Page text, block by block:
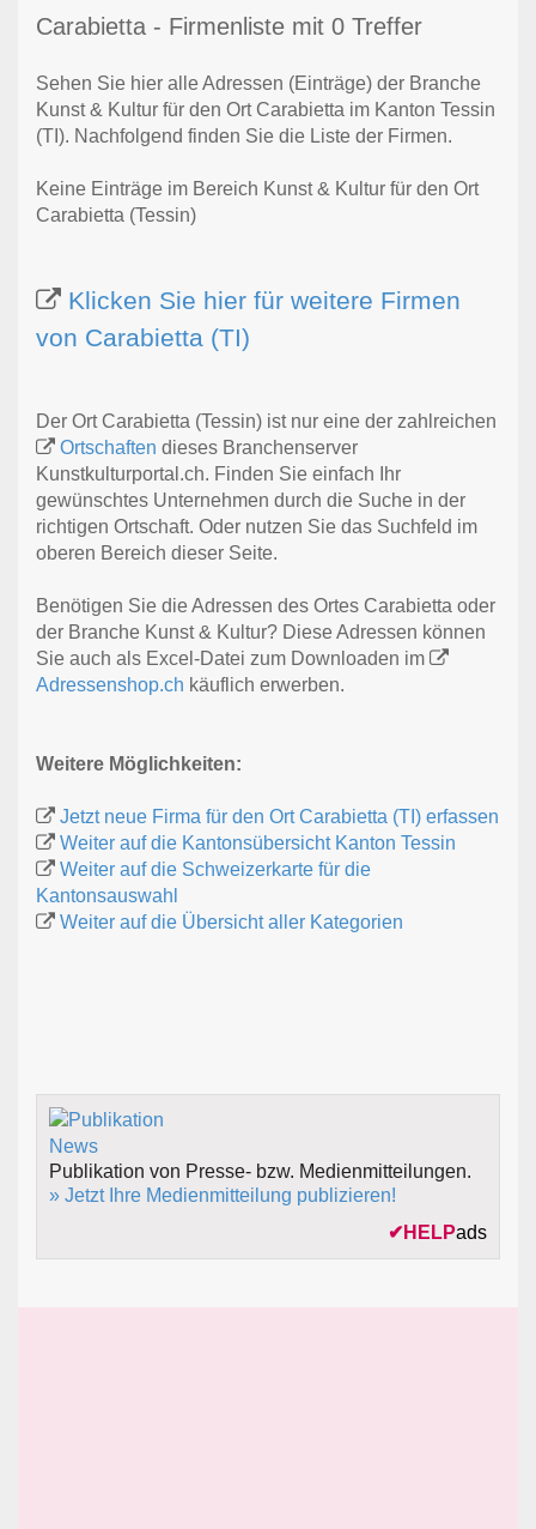
Carabietta - Firmenliste mit 0 Treffer
Sehen Sie hier alle Adressen (Einträge) der Branche
Kunst & Kultur für den Ort Carabietta im Kanton Tessin
(TI). Nachfolgend finden Sie die Liste der Firmen.
Keine Einträge im Bereich Kunst & Kultur für den Ort
Carabietta (Tessin)
Klicken Sie hier für weitere Firmen
von Carabietta (TI)
Der Ort Carabietta (Tessin) ist nur eine der zahlreichen
Ortschaften dieses Branchenserver
Kunstkulturportal.ch. Finden Sie einfach Ihr
gewünschtes Unternehmen durch die Suche in der
richtigen Ortschaft. Oder nutzen Sie das Suchfeld im
oberen Bereich dieser Seite.
Benötigen Sie die Adressen des Ortes Carabietta oder
der Branche Kunst & Kultur? Diese Adressen können
Sie auch als Excel-Datei zum Downloaden im
Adressenshop.ch käuflich erwerben.
Weitere Möglichkeiten:
Jetzt neue Firma für den Ort Carabietta (TI) erfassen
Weiter auf die Kantonsübersicht Kanton Tessin
Weiter auf die Schweizerkarte für die
Kantonsauswahl
Weiter auf die Übersicht aller Kategorien
Publikation von Presse- bzw. Medienmitteilungen.
» Jetzt Ihre Medienmitteilung publizieren!
✔ HELPads